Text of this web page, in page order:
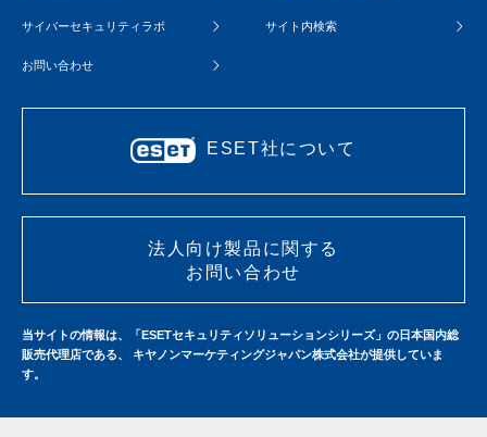
サイバーセキュリティラボ サイト内検索
お問い合わせ
ESET社について
法人向け製品に関する
お問い合わせ
当サイトの情報は、「ESETセキュリティソリューションシリーズ」の日本国内総
販売代理店である、 キヤノンマーケティングジャパン株式会社が提供していま
す。